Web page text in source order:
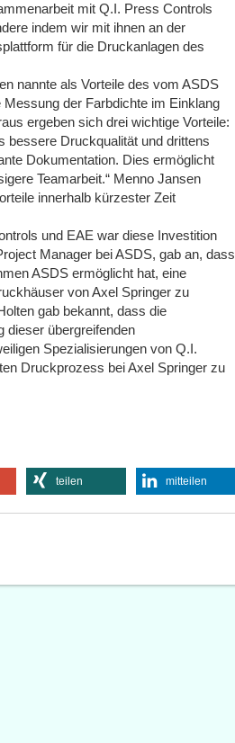
mit Q.I. Press Controls
indem wir mit ihnen an der
für die Druckanlagen des
nannte als Vorteile des vom ASDS
der Farbdichte im Einklang
ergeben sich drei wichtige Vorteile:
bessere Druckqualität und drittens
Dokumentation. Dies ermöglicht
Teamarbeit.“ Menno Jansen
innerhalb kürzester Zeit
und EAE war diese Investition
Manager bei ASDS, gab an, dass
ASDS ermöglicht hat, eine
von Axel Springer zu
gab bekannt, dass die
dieser übergreifenden
Spezialisierungen von Q.I.
Druckprozess bei Axel Springer zu
teilen mitteilen